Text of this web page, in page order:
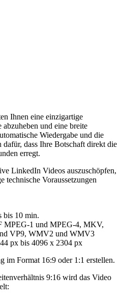
Ihnen eine einzigartige
und eine breite
Wiedergabe und die
dass Ihre Botschaft direkt die
erregt.
LinkedIn Videos auszuschöpfen,
technische Voraussetzungen
bis 10 min.
MPEG-1 und MPEG-4, MKV,
VP9, WMV2 und WMV3
px bis 4096 x 2304 px
im Format 16:9 oder 1:1 erstellen.
9:16 wird das Video